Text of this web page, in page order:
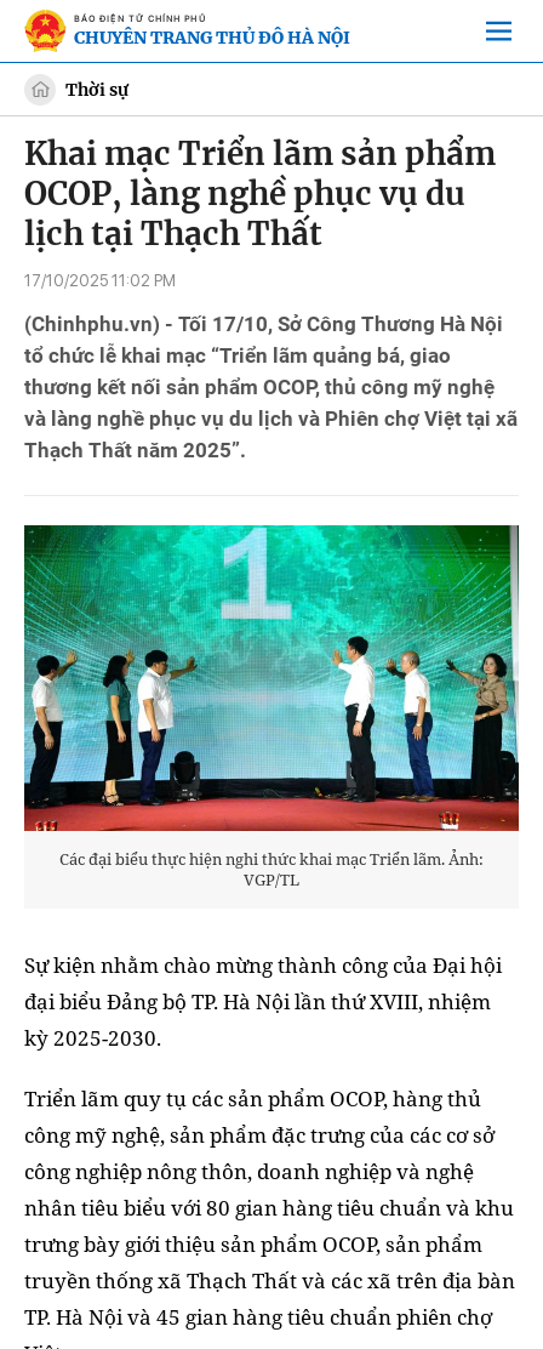
BÁO ĐIỆN TỬ CHÍNH PHỦ
CHUYÊN TRANG THỦ ĐÔ HÀ NỘI
Thời sự
Khai mạc Triển lãm sản phẩm
OCOP, làng nghề phục vụ du
lịch tại Thạch Thất
17/10/2025 11:02 PM
(Chinhphu.vn) - Tối 17/10, Sở Công Thương Hà Nội
tổ chức lễ khai mạc “Triển lãm quảng bá, giao
thương kết nối sản phẩm OCOP, thủ công mỹ nghệ
và làng nghề phục vụ du lịch và Phiên chợ Việt tại xã
Thạch Thất năm 2025”.
Các đại biểu thực hiện nghi thức khai mạc Triển lãm. Ảnh:
VGP/TL
Sự kiện nhằm chào mừng thành công của Đại hội
đại biểu Đảng bộ TP. Hà Nội lần thứ XVIII, nhiệm
kỳ 2025-2030.
Triển lãm quy tụ các sản phẩm OCOP, hàng thủ
công mỹ nghệ, sản phẩm đặc trưng của các cơ sở
công nghiệp nông thôn, doanh nghiệp và nghệ
nhân tiêu biểu với 80 gian hàng tiêu chuẩn và khu
trưng bày giới thiệu sản phẩm OCOP, sản phẩm
truyền thống xã Thạch Thất và các xã trên địa bàn
TP. Hà Nội và 45 gian hàng tiêu chuẩn phiên chợ